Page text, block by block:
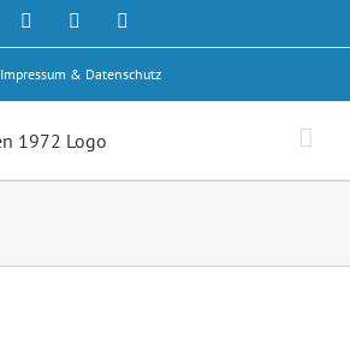
Facebook
Impressum & Datenschutz